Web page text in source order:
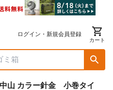
ログイン・新規会員登録
カート
山 カラー針金 小巻タイ